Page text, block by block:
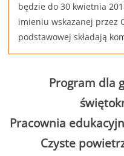
będzie do 30 kwietnia
imieniu wskazanej przez
podstawowej składają
Program dla
Pracownia
Czyste